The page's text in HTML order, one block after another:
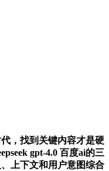
，找到关键内容才是硬
gpt-4.0 百度ai的三
上下文和用户意图综合